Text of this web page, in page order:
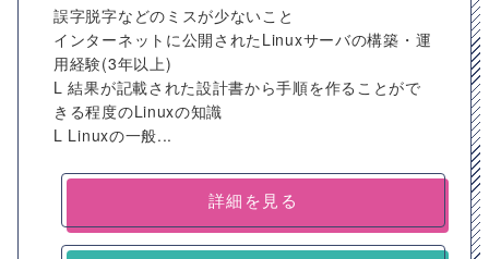
誤字脱字などのミスが少ないこと
インターネットに公開されたLinuxサーバの構築・運
用経験(3年以上)
L 結果が記載された設計書から手順を作ることがで
きる程度のLinuxの知識
L Linuxの一般...
詳細を見る